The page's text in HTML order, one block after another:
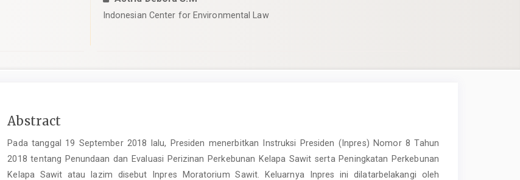
Indonesian Center for Environmental Law
Main
Content
Abstract
Pada tanggal 19 September 2018 lalu, Presiden menerbitkan Instruksi Presiden (Inpres) Nomor 8 Tahun
2018 tentang Penundaan dan Evaluasi Perizinan Perkebunan Kelapa Sawit serta Peningkatan Perkebunan
Kelapa Sawit atau lazim disebut Inpres Moratorium Sawit. Keluarnya Inpres ini dilatarbelakangi oleh